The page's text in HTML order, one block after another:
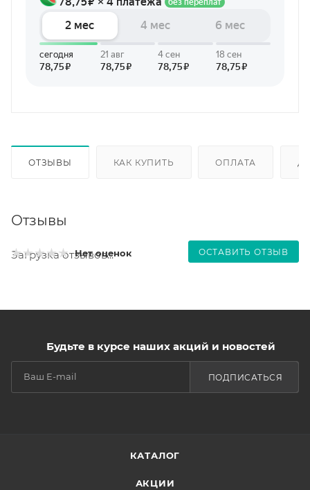
ОТЗЫВЫ КАК КУПИТЬ ОПЛАТА
Отзывы
Нет оценок ОСТАВИТЬ ОТЗЫВ
Загрузка отзывов...
Будьте в курсе наших акций и новостей
ПОДПИСАТЬСЯ
КАТАЛОГ
АКЦИИ